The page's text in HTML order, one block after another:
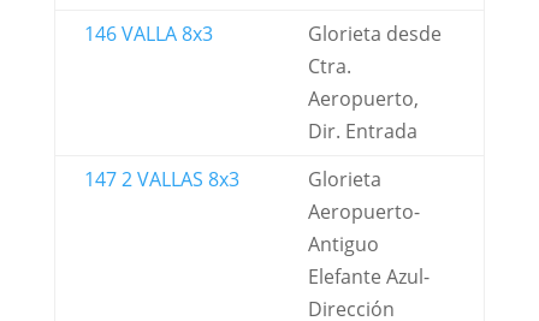
146 VALLA 8x3
Glorieta desde
Ctra.
Aeropuerto,
Dir. Entrada
147 2 VALLAS 8x3
Glorieta
Aeropuerto-
Antiguo
Elefante Azul-
Dirección